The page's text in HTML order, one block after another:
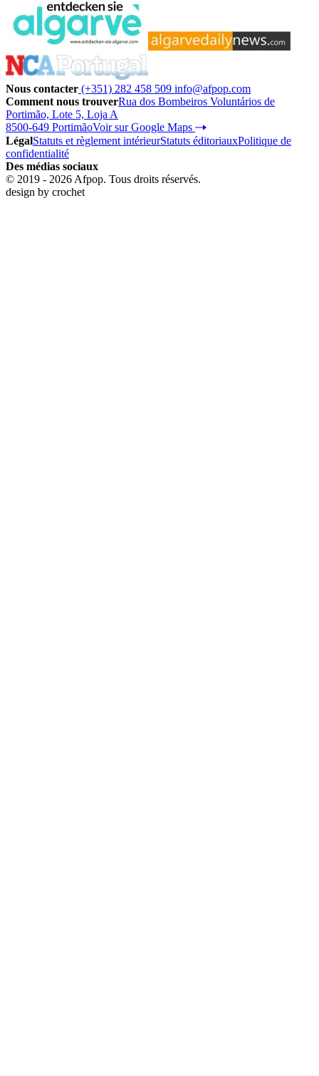
Nous contacter (+351) 282 458 509 info@afpop.com
Comment nous trouverRua dos Bombeiros Voluntários de
Portimão, Lote 5, Loja A
8500-649 PortimãoVoir sur Google Maps
LégalStatuts et règlement intérieurStatuts éditoriauxPolitique de
confidentialité
Des médias sociaux
© 2019 - 2026 Afpop. Tous droits réservés.
design by crochet